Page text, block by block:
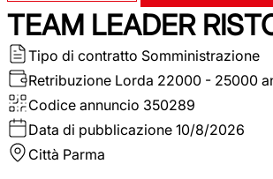
TEAM LEADER
Tipo di contratto Somministrazione
Retribuzione Lorda 22000 - 25000
Codice annuncio 350289
Data di pubblicazione 10/8/2026
Città Parma